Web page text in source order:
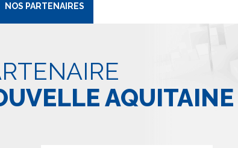
NOS PARTENAIRES
AQUITAINE